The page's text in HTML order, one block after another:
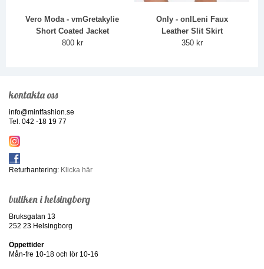
Vero Moda - vmGretakylie
Short Coated Jacket
800 kr
Only - onlLeni Faux
Leather Slit Skirt
350 kr
kontakta oss
info@mintfashion.se
Tel. 042 -18 19 77
Returhantering: Klicka här
butiken i helsingborg
Bruksgatan 13
252 23 Helsingborg
Öppettider
Mån-fre 10-18 och lör 10-16